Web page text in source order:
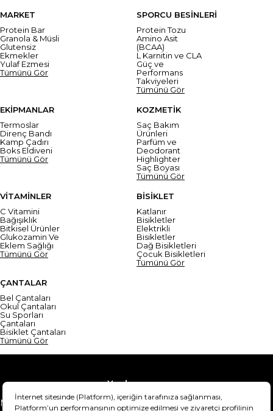
MARKET
Protein Bar
Granola & Müsli
Glutensiz
Ekmekler
Yulaf Ezmesi
Tümünü Gör
SPORCU BESİNLERİ
Protein Tozu
Amino Asit
(BCAA)
L Karnitin ve CLA
Güç ve
Performans
Takviyeleri
Tümünü Gör
EKİPMANLAR
Termoslar
Direnç Bandı
Kamp Çadırı
Boks Eldiveni
Tümünü Gör
KOZMETİK
Saç Bakım
Ürünleri
Parfüm ve
Deodorant
Highlighter
Saç Boyası
Tümünü Gör
VİTAMİNLER
C Vitamini
Bağışıklık
Bitkisel Ürünler
Glukozamin Ve
Eklem Sağlığı
Tümünü Gör
BİSİKLET
Katlanır
Bisikletler
Elektrikli
Bisikletler
Dağ Bisikletleri
Çocuk Bisikletleri
Tümünü Gör
ÇANTALAR
Bel Çantaları
Okul Çantaları
Su Sporları
Çantaları
Bisiklet Çantaları
Tümünü Gör
Yardım
Mesafeli Satış Sözleşmesi
Teslimat Bilgisi